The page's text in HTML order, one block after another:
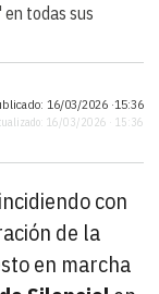
en todas sus
16/03/2026 ·15:36
16/03/2026 · 15:36
con
de la
en marcha